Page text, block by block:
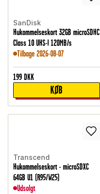
SanDisk
Hukommelseskort 32GB microSDHC
Class 10 UHS-I 120MB/s
Tilbage 2026-08-07
199 DKK
KØB
Transcend
Hukommelseskort - microSDXC
64GB U1 (R95/W25)
Udsolgt